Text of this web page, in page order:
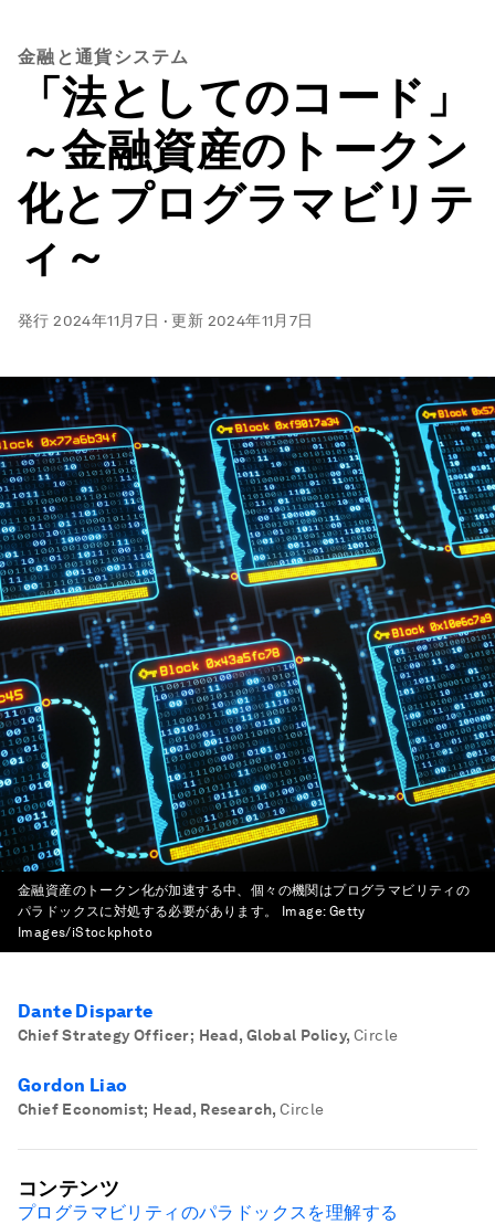
金融と通貨システム
「法としてのコード」
～金融資産のトークン
化とプログラマビリテ
ィ～
発行2024年11月7日 ·更新 2024年11月7日
金融資産のトークン化が加速する中、個々の機関はプログラマビリティの
パラドックスに対処する必要があります。
Image: Getty
Images/iStockphoto
Dante Disparte
Chief Strategy Officer; Head, Global Policy, Circle
Gordon Liao
Chief Economist; Head, Research, Circle
コンテンツ
プログラマビリティのパラドックスを理解する